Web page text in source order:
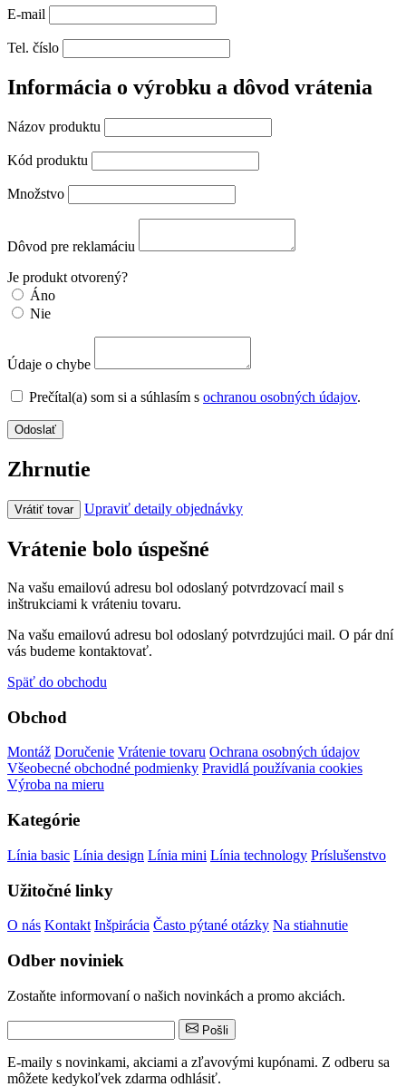
E-mail
Tel. číslo
Informácia o výrobku a dôvod vrátenia
Názov produktu
Kód produktu
Množstvo
Dôvod pre reklamáciu
Je produkt otvorený?
Áno
Nie
Údaje o chybe
Prečítal(a) som si a súhlasím s ochranou osobných údajov.
Odoslať
Zhrnutie
Vrátiť tovar Upraviť detaily objednávky
Vrátenie bolo úspešné
Na vašu emailovú adresu bol odoslaný potvrdzovací mail s
inštrukciami k vráteniu tovaru.
Na vašu emailovú adresu bol odoslaný potvrdzujúci mail. O pár dní
vás budeme kontaktovať.
Späť do obchodu
Obchod
Montáž Doručenie Vrátenie tovaru Ochrana osobných údajov
Všeobecné obchodné podmienky Pravidlá používania cookies
Výroba na mieru
Kategórie
Línia basic Línia design Línia mini Línia technology Príslušenstvo
Užitočné linky
O nás Kontakt Inšpirácia Často pýtané otázky Na stiahnutie
Odber noviniek
Zostaňte informovaní o našich novinkách a promo akciách.
Pošli
E-maily s novinkami, akciami a zľavovými kupónami. Z odberu sa
môžete kedykoľvek zdarma odhlásiť.